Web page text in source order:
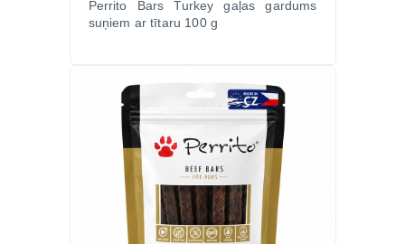
Perrito Bars Turkey gaļas gardums
suņiem ar tītaru 100 g